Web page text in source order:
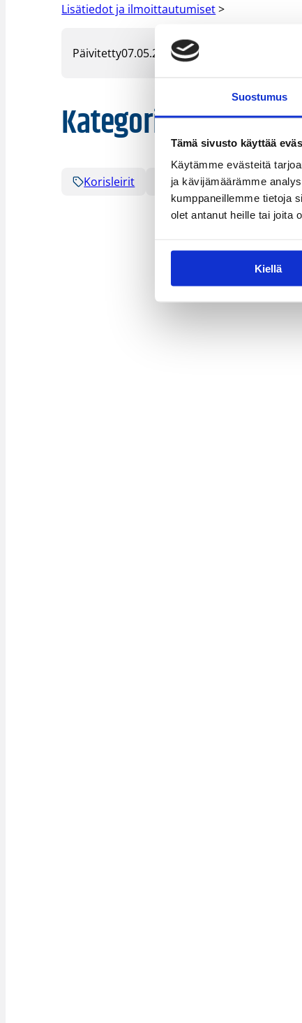
Suostumus
Tämä sivusto käyttää
Käytämme evästeitä
ja kävijämäärämme
kumppaneillemme tietoja
olet antanut heille tai joita
Kiellä
Lisätiedot ja ilmoittautumiset>
Päivitetty07.05.2024
Kategoriat
Korisleirit Seura tiedottaa